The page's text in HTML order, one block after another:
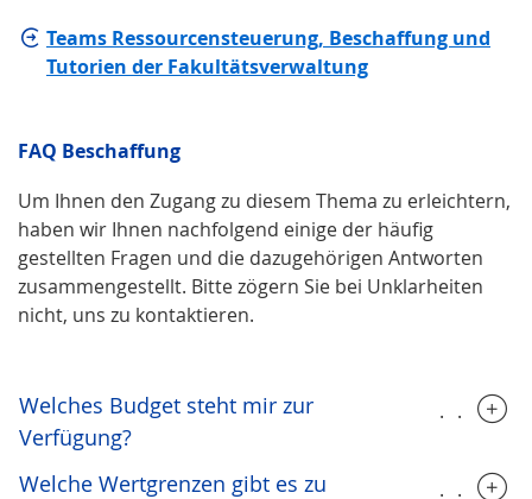
Teams Ressourcensteuerung, Beschaffung und
Tutorien der Fakultätsverwaltung
FAQ Beschaffung
Um Ihnen den Zugang zu diesem Thema zu erleichtern,
haben wir Ihnen nachfolgend einige der häufig
gestellten Fragen und die dazugehörigen Antworten
zusammengestellt. Bitte zögern Sie bei Unklarheiten
nicht, uns zu kontaktieren.
Welches Budget steht mir zur
Verfügung?
Welche Wertgrenzen gibt es zu